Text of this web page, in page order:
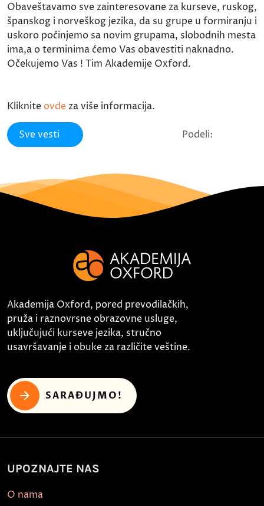
Obaveštavamo sve zainteresovane za kurseve, ruskog,
španskog i norveškog jezika, da su grupe u formiranju i
uskoro počinjemo sa novim grupama, slobodnih mesta
ima,a o terminima ćemo Vas obavestiti naknadno.
Očekujemo Vas ! Tim Akademije Oxford.
Kliknite ovde za više informacija.
Sve vesti Podeli:
Akademija Oxford, pored prevodilačkih,
pruža i raznovrsne obrazovne usluge,
uključujući kurseve jezika, stručno
usavršavanje i obuke za različite veštine.
SARAĐUJMO!
UPOZNAJTE NAS
O nama